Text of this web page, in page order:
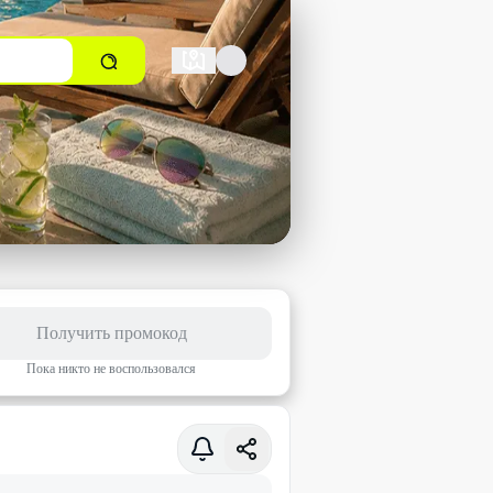
Получить промокод
Пока никто не воспользовался